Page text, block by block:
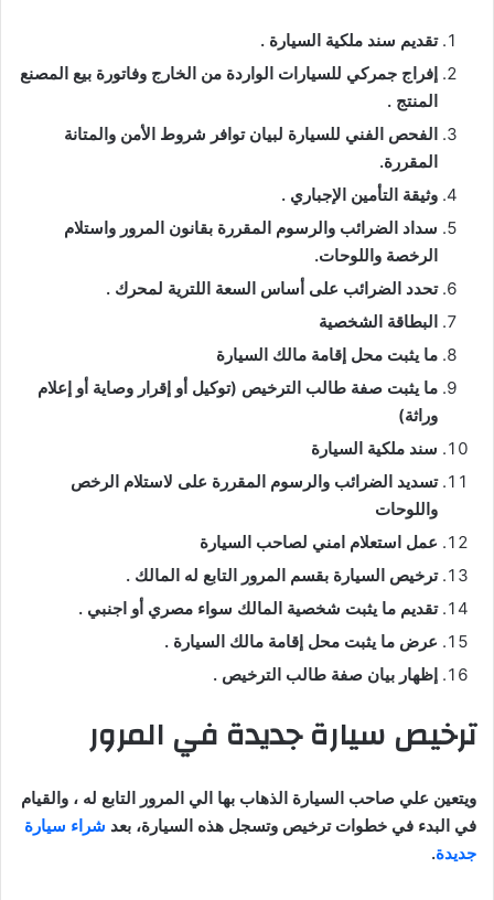
تقديم سند ملكية السيارة .
إفراج جمركي للسيارات الواردة من الخارج وفاتورة بيع المصنع
المنتج .
الفحص الفني للسيارة لبيان توافر شروط الأمن والمتانة
المقررة.
وثيقة التأمين الإجباري .
سداد الضرائب والرسوم المقررة بقانون المرور واستلام
الرخصة واللوحات.
تحدد الضرائب على أساس السعة اللترية لمحرك .
البطاقة الشخصية
ما يثبت محل إقامة مالك السيارة
ما يثبت صفة طالب الترخيص (توكيل أو إقرار وصاية أو إعلام
وراثة)
سند ملكية السيارة
تسديد الضرائب والرسوم المقررة على لاستلام الرخص
واللوحات
عمل استعلام امني لصاحب السيارة
ترخيص السيارة بقسم المرور التابع له المالك .
تقديم ما يثبت شخصية المالك سواء مصري أو اجنبي .
عرض ما يثبت محل إقامة مالك السيارة .
إظهار بيان صفة طالب الترخيص .
ترخيص سيارة جديدة في المرور
ويتعين علي صاحب السيارة الذهاب بها الي المرور التابع له ، والقيام
في البدء في خطوات ترخيص وتسجل هذه السيارة، بعد شراء سيارة
جديدة.